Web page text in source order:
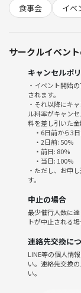
【当日の流れ】
現地集合
↓
座って注文＆簡単
↓
美味しいごはん＆お
☘️こんな方におす
・新しい友達がほし
・同年代の人と気軽
・美味しいものを食
・おしゃべりして
※20代・30代の方
※お一人での参加・
主催者も、できる
でご安心ください🌟
🙇🏻‍♀️ご参加の方へお願
・詳細な集合場所
食事会
イベ
サークルイベン
キャンセルポ
・イベント開始
されます。
・それ以降にキ
ル料率がキャン
料を差し引いた金
・6日前から3
・2日前: 50%
・前日: 80%
・当日: 100%
・ただし、お申
す。
中止の場合
最少催行人数に
トが中止される
連絡先交換に
LINE等の個人情
い。連絡先交換
い。